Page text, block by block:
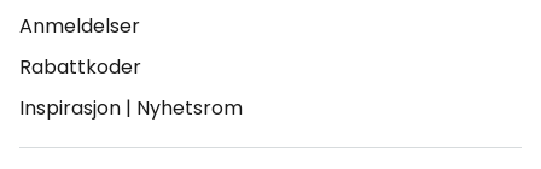
Anmeldelser
Rabattkoder
Inspirasjon | Nyhetsrom